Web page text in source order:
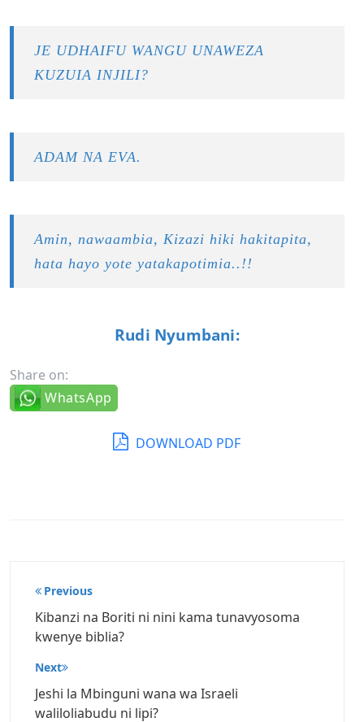
JE UDHAIFU WANGU UNAWEZA
KUZUIA INJILI?
ADAM NA EVA.
Amin, nawaambia, Kizazi hiki hakitapita,
hata hayo yote yatakapotimia..!!
Rudi Nyumbani:
Share on:
WhatsApp
DOWNLOAD PDF
Post
navigation
Previous
Kibanzi na Boriti ni nini kama tunavyosoma
kwenye biblia?
Next
Jeshi la Mbinguni wana wa Israeli
waliloliabudu ni lipi?